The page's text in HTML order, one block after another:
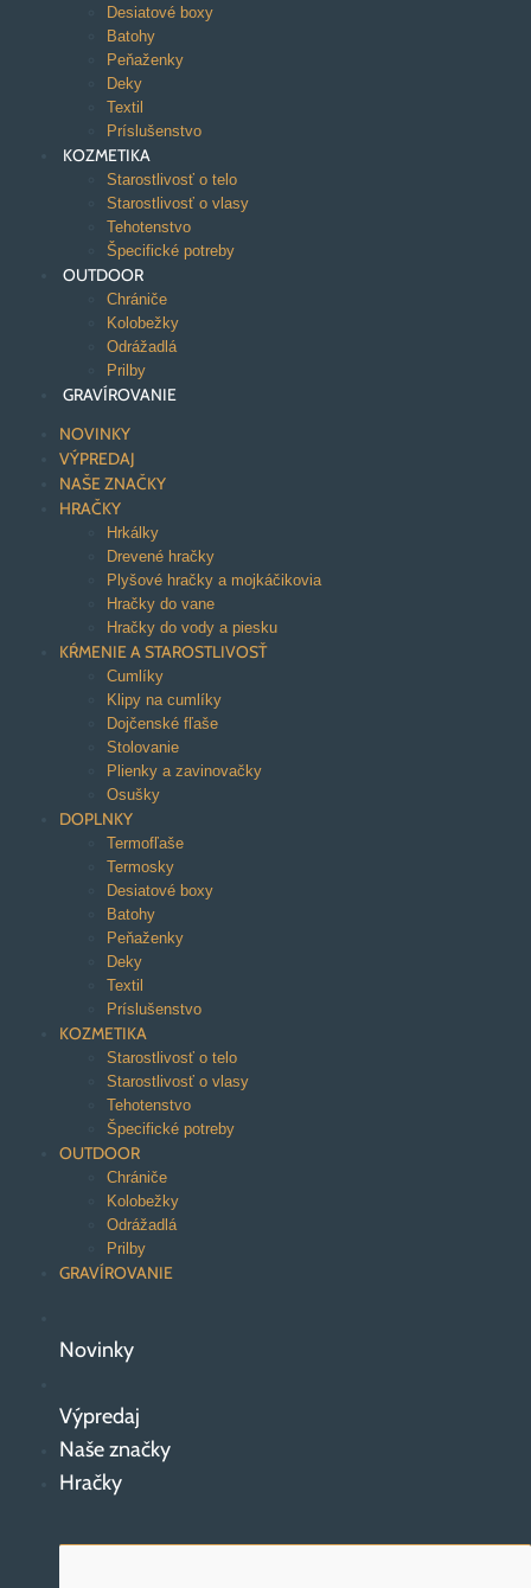
Desiatové boxy
Batohy
Peňaženky
Deky
Textil
Príslušenstvo
KOZMETIKA
Starostlivosť o telo
Starostlivosť o vlasy
Tehotenstvo
Špecifické potreby
OUTDOOR
Chrániče
Kolobežky
Odrážadlá
Prilby
GRAVÍROVANIE
NOVINKY
VÝPREDAJ
NAŠE ZNAČKY
HRAČKY
Hrkálky
Drevené hračky
Plyšové hračky a mojkáčikovia
Hračky do vane
Hračky do vody a piesku
KŔMENIE A STAROSTLIVOSŤ
Cumlíky
Klipy na cumlíky
Dojčenské fľaše
Stolovanie
Plienky a zavinovačky
Osušky
DOPLNKY
Termofľaše
Termosky
Desiatové boxy
Batohy
Peňaženky
Deky
Textil
Príslušenstvo
KOZMETIKA
Starostlivosť o telo
Starostlivosť o vlasy
Tehotenstvo
Špecifické potreby
OUTDOOR
Chrániče
Kolobežky
Odrážadlá
Prilby
GRAVÍROVANIE
Novinky
Výpredaj
Naše značky
Hračky